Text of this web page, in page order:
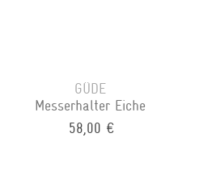
GÜDE
Messerhalter Eiche
58,00 €